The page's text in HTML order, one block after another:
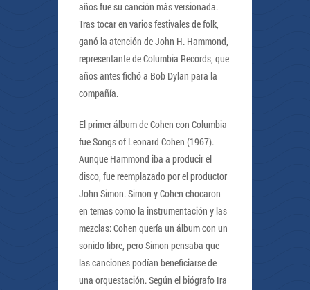
años fue su canción más versionada.
Tras tocar en varios festivales de folk,
ganó la atención de John H. Hammond,
representante de Columbia Records, que
años antes fichó a Bob Dylan para la
compañía.
El primer álbum de Cohen con Columbia
fue Songs of Leonard Cohen (1967).
Aunque Hammond iba a producir el
disco, fue reemplazado por el productor
John Simon. Simon y Cohen chocaron
en temas como la instrumentación y las
mezclas: Cohen quería un álbum con un
sonido libre, pero Simon pensaba que
las canciones podían beneficiarse de
una orquestación. Según el biógrafo Ira